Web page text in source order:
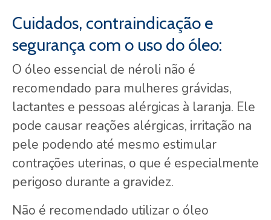
Cuidados, contraindicação e
segurança com o uso do óleo:
O óleo essencial de néroli não é
recomendado para mulheres grávidas,
lactantes e pessoas alérgicas à laranja. Ele
pode causar reações alérgicas, irritação na
pele podendo até mesmo estimular
contrações uterinas, o que é especialmente
perigoso durante a gravidez.
Não é recomendado utilizar o óleo